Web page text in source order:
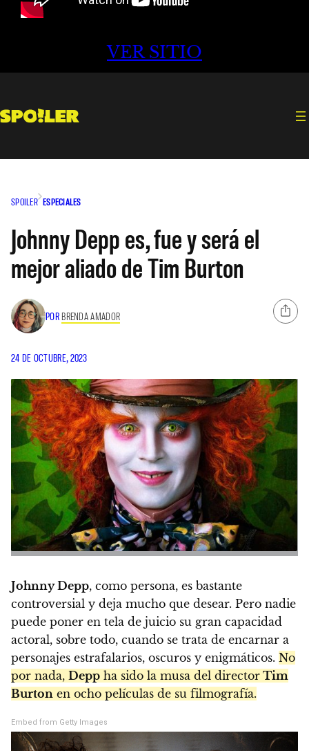
VER SITIO
SPOILER ESPECIALES
Johnny Depp es, fue y será el
mejor aliado de Tim Burton
POR BRENDA AMADOR
24 DE OCTUBRE, 2023
Johnny Depp, como persona, es bastante
controversial y deja mucho que desear. Pero nadie
puede poner en tela de juicio su gran capacidad
actoral, sobre todo, cuando se trata de encarnar a
personajes estrafalarios, oscuros y enigmáticos. No
por nada, Depp ha sido la musa del director Tim
Burton en ocho películas de su filmografía.
Embed from Getty Images